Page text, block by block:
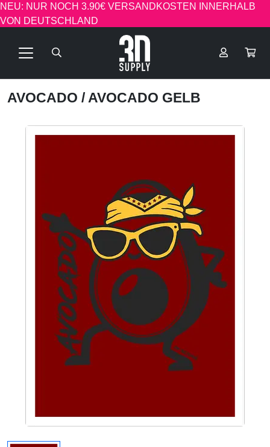
NEU: NUR NOCH 3.90€ VERSANDKOSTEN INNERHALB
VON DEUTSCHLAND
AVOCADO / AVOCADO GELB